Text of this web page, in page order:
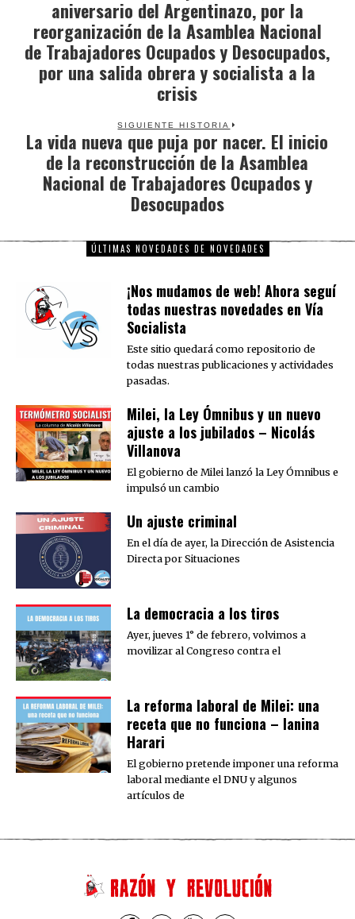
post:
aniversario del Argentinazo, por la
reorganización de la Asamblea Nacional
de Trabajadores Ocupados y Desocupados,
por una salida obrera y socialista a la
crisis
SIGUIENTE HISTORIA
Next
post:
La vida nueva que puja por nacer. El inicio
de la reconstrucción de la Asamblea
Nacional de Trabajadores Ocupados y
Desocupados
ÚLTIMAS NOVEDADES DE NOVEDADES
¡Nos mudamos de web! Ahora seguí
todas nuestras novedades en Vía
Socialista
Este sitio quedará como repositorio de
todas nuestras publicaciones y actividades
pasadas.
Milei, la Ley Ómnibus y un nuevo
ajuste a los jubilados – Nicolás
Villanova
El gobierno de Milei lanzó la Ley Ómnibus e
impulsó un cambio
Un ajuste criminal
En el día de ayer, la Dirección de Asistencia
Directa por Situaciones
La democracia a los tiros
Ayer, jueves 1° de febrero, volvimos a
movilizar al Congreso contra el
La reforma laboral de Milei: una
receta que no funciona – Ianina
Harari
El gobierno pretende imponer una reforma
laboral mediante el DNU y algunos
artículos de